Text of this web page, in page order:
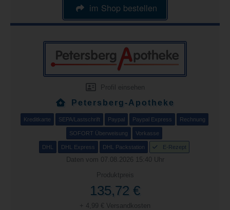
im Shop bestellen
Profil einsehen
Petersberg-Apotheke
Kreditkarte SEPA/Lastschrift Paypal Paypal Express Rechnung
SOFORT Überweisung Vorkasse
DHL DHL Express DHL Packstation E-Rezept
Daten vom 07.08.2026 15:40 Uhr
Produktpreis
135,72 €
+ 4,99 € Versandkosten